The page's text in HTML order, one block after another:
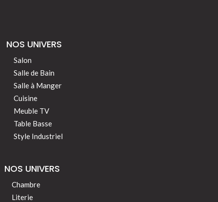
NOS UNIVERS
Salon
Salle de Bain
Salle à Manger
Cuisine
Meuble TV
Table Basse
Style Industriel
NOS UNIVERS
Chambre
Literie